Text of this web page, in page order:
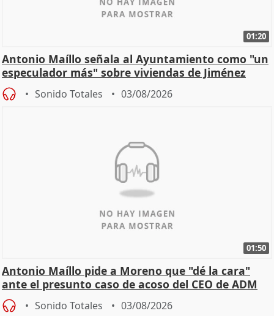
01:20
Antonio Maíllo señala al Ayuntamiento como "un
especulador más" sobre viviendas de Jiménez
Becerril
Sonido Totales 03/08/2026
01:50
Antonio Maíllo pide a Moreno que "dé la cara"
ante el presunto caso de acoso del CEO de ADM
Sonido Totales 03/08/2026